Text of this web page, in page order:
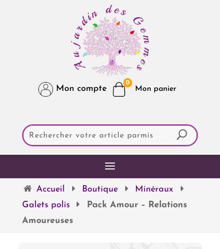
Mon compte
0
Accueil Boutique
Minéraux
Galets polis
Pack Amour – Relations
Amoureuses